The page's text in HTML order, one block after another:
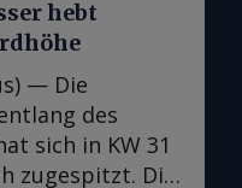
vom
zu Zielen
und Basel
Frankfurt
auf 23
hebt
— Die
des
sich in KW 31
zugespitzt. Die